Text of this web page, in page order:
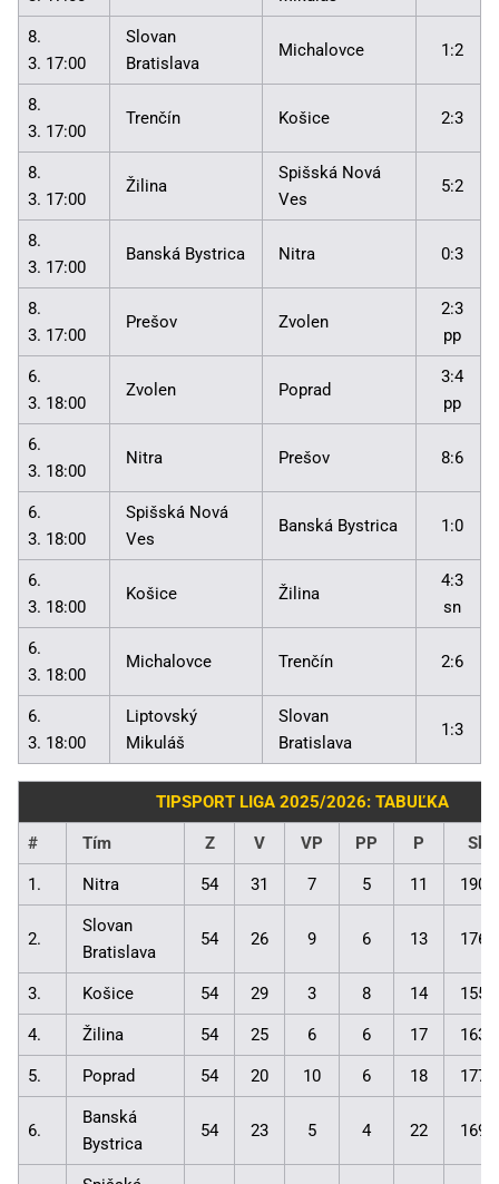
8.
3. 17:00
Slovan
Bratislava
Michalovce 1:2
8.
3. 17:00
Trenčín Košice 2:3
8.
3. 17:00
Žilina
Spišská Nová
Ves
5:2
8.
3. 17:00
Banská Bystrica Nitra 0:3
8.
3. 17:00
Prešov Zvolen
2:3
pp
6.
3. 18:00
Zvolen Poprad
3:4
pp
6.
3. 18:00
Nitra Prešov 8:6
6.
3. 18:00
Spišská Nová
Ves
Banská Bystrica 1:0
6.
3. 18:00
Košice Žilina
4:3
sn
6.
3. 18:00
Michalovce Trenčín 2:6
6.
3. 18:00
Liptovský
Mikuláš
Slovan
Bratislava
1:3
TIPSPORT LIGA 2025/2026: TABUĽKA
# Tím Z V VP PP P
1. Nitra 54 31 7 5 11
2.
Slovan
Bratislava
54 26 9 6 13
3. Košice 54 29 3 8 14
4. Žilina 54 25 6 6 17
5. Poprad 54 20 10 6 18
6.
Banská
Bystrica
54 23 5 4 22